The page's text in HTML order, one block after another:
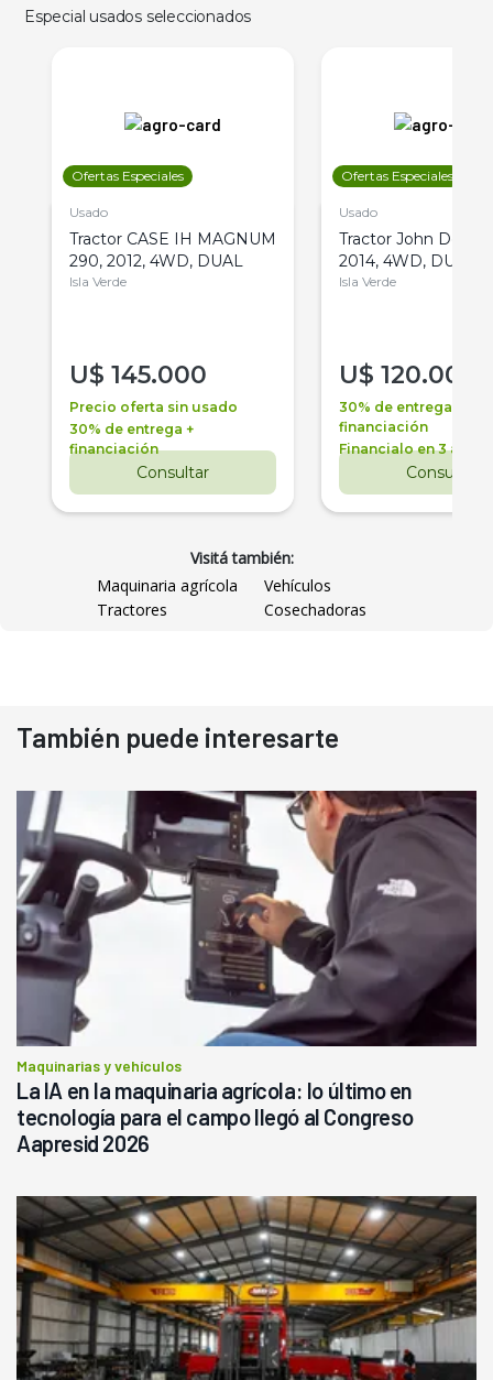
Especial usados seleccionados
Ofertas Especiales
Usado
Tractor CASE IH MAGNUM
290, 2012, 4WD, DUAL
Isla Verde
U$ 145.000
Precio oferta sin usado
30% de entrega +
financiación
Consultar
Ofertas Especiales
Usado
Tractor John Deere
2014, 4WD, DUAL
Isla Verde
U$ 120.000
30% de entrega +
financiación
Financialo en 3 años
Consultar
Visitá también:
Maquinaria agrícola
Vehículos
Tractores
Cosechadoras
También puede interesarte
Maquinarias y vehículos
La IA en la maquinaria agrícola: lo último en
tecnología para el campo llegó al Congreso
Aapresid 2026